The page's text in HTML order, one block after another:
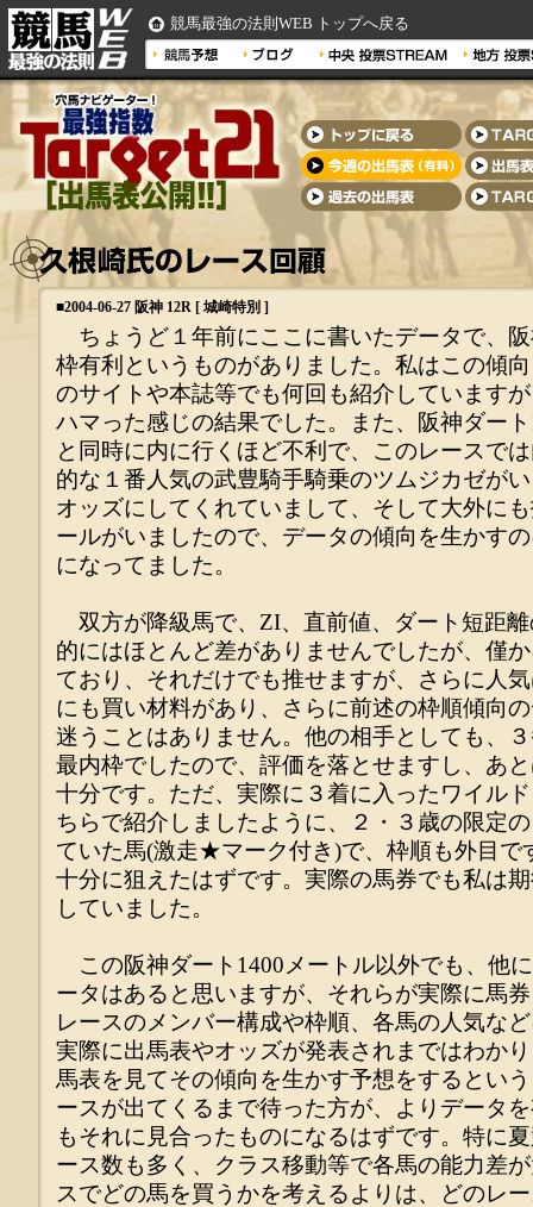
競馬最強の法則WEB トップへ戻る
■2004-06-27 阪神 12R [ 城崎特別 ]
ちょうど１年前にここに書いたデータで、
枠有利というものがありました。私はこの傾
のサイトや本誌等でも何回も紹介しています
ハマった感じの結果でした。また、阪神ダー
と同時に内に行くほど不利で、このレースで
的な１番人気の武豊騎手騎乗のツムジカゼが
オッズにしてくれていまして、そして大外に
ールがいましたので、データの傾向を生かす
になってました。
双方が降級馬で、ZI、直前値、ダート短距
的にはほとんど差がありませんでしたが、僅
ており、それだけでも推せますが、さらに人
にも買い材料があり、さらに前述の枠順傾向
迷うことはありません。他の相手としても、
最内枠でしたので、評価を落とせますし、あ
十分です。ただ、実際に３着に入ったワイル
ちらで紹介しましたように、２・３歳の限定
ていた馬(激走★マーク付き)で、枠順も外目で
十分に狙えたはずです。実際の馬券でも私は
していました。
この阪神ダート1400メートル以外でも、他
ータはあると思いますが、それらが実際に馬
レースのメンバー構成や枠順、各馬の人気な
実際に出馬表やオッズが発表されまではわか
馬表を見てその傾向を生かす予想をするとい
ースが出てくるまで待った方が、よりデータ
もそれに見合ったものになるはずです。特に
ース数も多く、クラス移動等で各馬の能力差
スでどの馬を買うかを考えるよりは、どのレ